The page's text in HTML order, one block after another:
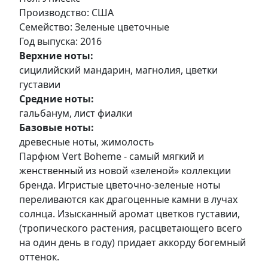
Производство: США
Семейство: Зеленые цветочные
Год выпуска: 2016
Верхние ноты:
сицилийский мандарин, магнолия, цветки
густавии
Средние ноты:
гальбанум, лист фиалки
Базовые ноты:
древесные ноты, жимолость
Парфюм Vert Boheme - самый мягкий и
женственный из новой «зеленой» коллекции
бренда. Игристые цветочно-зеленые ноты
переливаются как драгоценные камни в лучах
солнца. Изысканный аромат цветков густавии,
(тропического растения, расцветающего всего
на один день в году) придает аккорду богемный
оттенок.